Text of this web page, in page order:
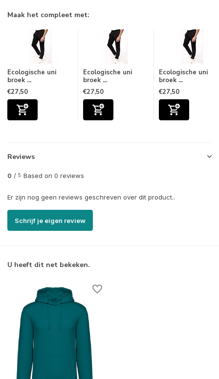
Maak het compleet met:
Ecologische uni
broek ...
€27,50
Ecologische uni
broek ...
€27,50
Ecologische uni
broek ...
€27,50
Reviews
0 / 5 Based on 0 reviews
Er zijn nog geen reviews geschreven over dit product..
Schrijf je eigen review
U heeft dit net bekeken.